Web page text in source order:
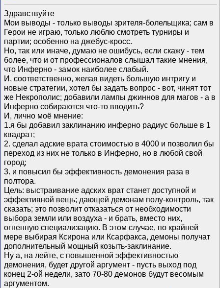
Здравствуйте
Мои выводы - только выводы зрителя-болельщика; сам в
Герои не играю, только люблю смотреть турниры и
партии; особенно на джебус-кросс.
Но, так или иначе, думаю не ошибусь, если скажу - тем
более, что и от профессионалов слышал такие мнения,
что Инферно - замок наиболее слабый.
И, соответственно, желая видеть большую интригу и
новые стратегии, хотел бы задать вопрос - вот, чинят тот
же Некрополис; добавили лампы джиннов для магов - а в
Инферно собираются что-то вводить?
И, лично моё мнение:
1.я бы добавил заклинанию инферно радиус больше в 1
квадрат;
2. сделал адские врата стоимостью в 4000 и позволил бы
переход из них не только в Инферно, но в любой свой
город;
3. и повысил бы эффективность демонения раза в
полтора.
Цель: выстраивание адских врат станет доступной и
эффективной вещь; дающей демонам полу-контроль, так
сказать; это позволит отказаться от необходимости
выбора земли или воздуха - и брать, вместо них,
огненную специализацию. В этом случае, по крайней
мере выбирая Ксирона или Ксарфакса, демоны получат
дополнительный мощный козыть-заклинание.
Ну а, на лейте, с повышенной эффективностью
демонения, будет другой аргумент - пусть выход под
конец 2-ой недели, зато 70-80 демонов будут весомым
аргументом.